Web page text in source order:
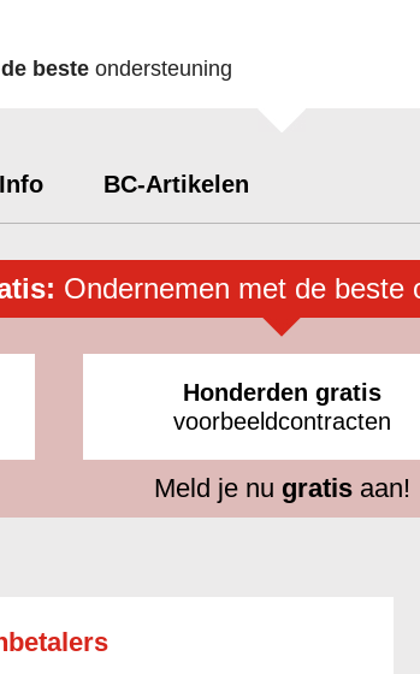
de beste ondersteuning
Info BC-Artikelen
Ondernemen met de beste
Honderden gratis
voorbeeldcontracten
Meld je nu gratisaan!